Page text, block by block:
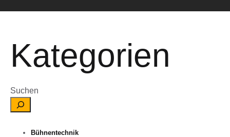
Kategorien
Suchen
Bühnentechnik